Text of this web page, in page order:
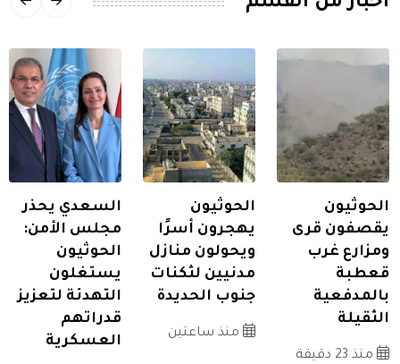
الحوثيون
يقصفون قرى
ومزارع غرب
قعطبة
بالمدفعية
الثقيلة
منذ 23 دقيقة
الحوثيون
يهجرون أسرًا
ويحولون منازل
مدنيين لثكنات
جنوب الحديدة
منذ ساعتين
السعدي يحذر
مجلس الأمن:
الحوثيون
يستغلون
التهدئة لتعزيز
قدراتهم
العسكرية